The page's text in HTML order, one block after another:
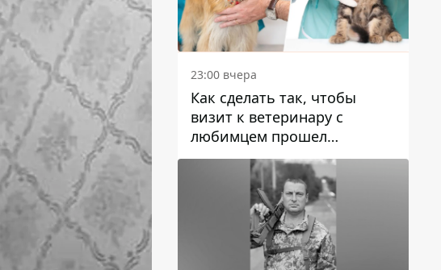
23:00 вчера
Как сделать так, чтобы
визит к ветеринару с
любимцем прошел
спокойно: простые советы